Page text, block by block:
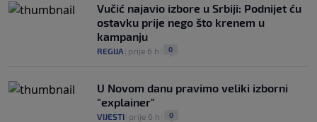
Vučić najavio izbore u Srbiji: Podnijet ću
ostavku prije nego što krenem u
kampanju
REGIJA prije 6 h 0
U Novom danu pravimo veliki izborni
"explainer"
VIJESTI prije 6 h 0